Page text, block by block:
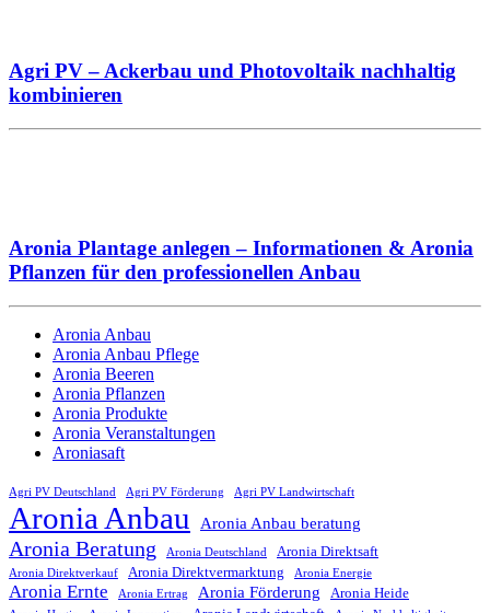
Agri PV – Ackerbau und Photovoltaik nachhaltig
kombinieren
Aronia Plantage anlegen – Informationen & Aronia
Pflanzen für den professionellen Anbau
Aronia Anbau
Aronia Anbau Pflege
Aronia Beeren
Aronia Pflanzen
Aronia Produkte
Aronia Veranstaltungen
Aroniasaft
Agri PV Deutschland Agri PV Förderung Agri PV Landwirtschaft
Aronia Anbau Aronia Anbau beratung
Aronia Beratung Aronia Deutschland Aronia Direktsaft
Aronia Direktverkauf Aronia Direktvermarktung Aronia Energie
Aronia Ernte Aronia Ertrag Aronia Förderung Aronia Heide